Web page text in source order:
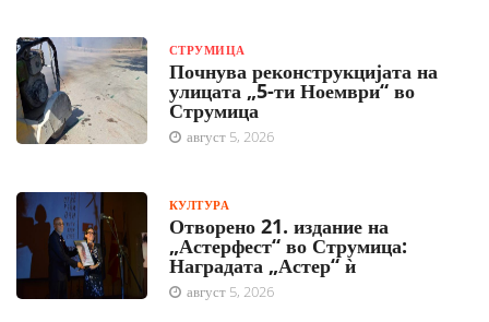
СТРУМИЦА
Почнува реконструкцијата на
улицата „5-ти Ноември“ во
Струмица
август 5, 2026
КУЛТУРА
Отворено 21. издание на
„Астерфест“ во Струмица:
Наградата „Астер“ ѝ
август 5, 2026